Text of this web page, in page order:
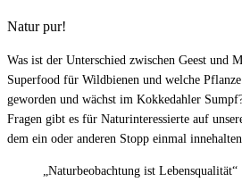
Natur pur!
Was ist der Unterschied zwischen Geest und
Superfood für Wildbienen und welche
geworden und wächst im Kokkedahler
Fragen gibt es für Naturinteressierte auf
dem ein oder anderen Stopp einmal
„Naturbeobachtung ist Lebensqualität“